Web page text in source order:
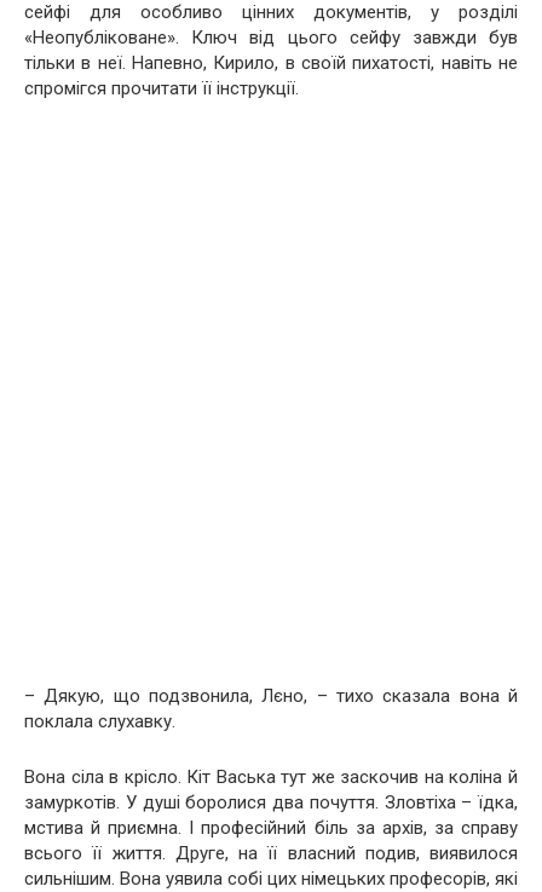
сейфі для особливо цінних документів, у розділі
«Неопубліковане». Ключ від цього сейфу завжди був
тільки в неї. Напевно, Кирило, в своїй пихатості, навіть не
спромігся прочитати її інструкції.
– Дякую, що подзвонила, Лєно, – тихо сказала вона й
поклала слухавку.
Вона сіла в крісло. Кіт Васька тут же заскочив на коліна й
замуркотів. У душі боролися два почуття. Зловтіха – їдка,
мстива й приємна. І професійний біль за архів, за справу
всього її життя. Друге, на її власний подив, виявилося
сильнішим. Вона уявила собі цих німецьких професорів, які